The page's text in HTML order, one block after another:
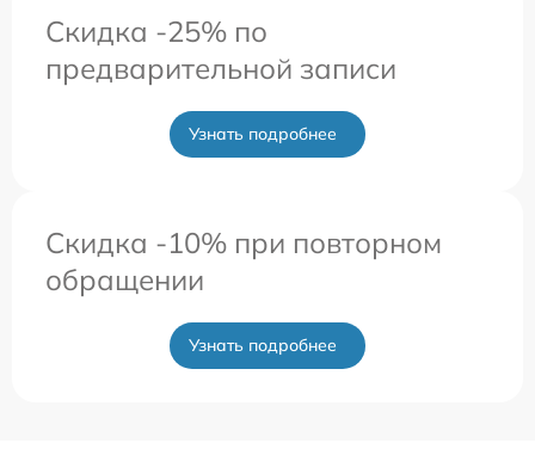
Скидка -25% по
предварительной записи
Узнать подробнее
Скидка -10% при повторном
обращении
Узнать подробнее